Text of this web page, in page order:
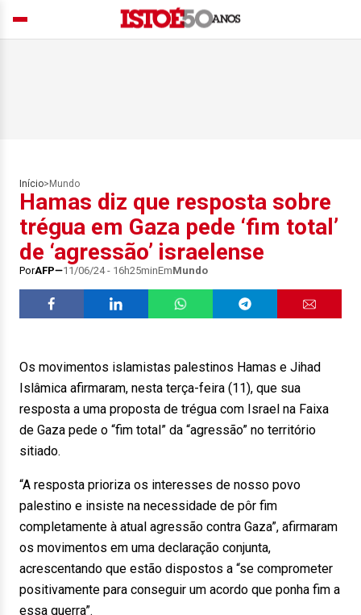
Início> Mundo
Hamas diz que resposta sobre
trégua em Gaza pede ‘fim total’
de ‘agressão’ israelense
PorAFP 11/06/24 - 16h25minEmMundo
Os movimentos islamistas palestinos Hamas e Jihad
Islâmica afirmaram, nesta terça-feira (11), que sua
resposta a uma proposta de trégua com Israel na Faixa
de Gaza pede o “fim total” da “agressão” no território
sitiado.
“A resposta prioriza os interesses de nosso povo
palestino e insiste na necessidade de pôr fim
completamente à atual agressão contra Gaza”, afirmaram
os movimentos em uma declaração conjunta,
acrescentando que estão dispostos a “se comprometer
positivamente para conseguir um acordo que ponha fim a
essa guerra”.